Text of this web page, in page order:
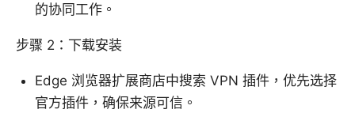
的协同工作。
步骤 2：下载安装
Edge 浏览器扩展商店中搜索 VPN 插件，优先选择
官方插件，确保来源可信。